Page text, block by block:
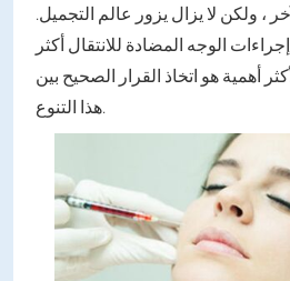
، ولكن لا يزال يزور عالم التجميل.
الوجه المضادة للانتقال أكثر
أهمية هو اتخاذ القرار الصحيح بين
هذا التنوع.